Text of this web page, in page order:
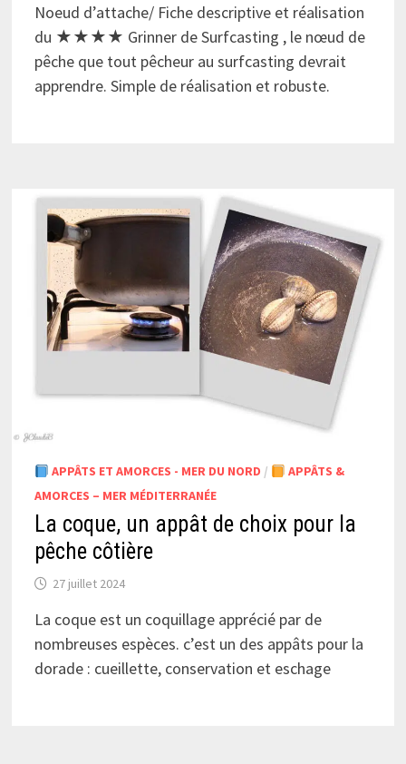
Noeud d’attache/ Fiche descriptive et réalisation
du ★★★★ Grinner de Surfcasting , le nœud de
pêche que tout pêcheur au surfcasting devrait
apprendre. Simple de réalisation et robuste.
APPÂTS ET AMORCES - MER DU NORD /
APPÂTS &
AMORCES – MER MÉDITERRANÉE
La coque, un appât de choix pour la
pêche côtière
27 juillet 2024
La coque est un coquillage apprécié par de
nombreuses espèces. c’est un des appâts pour la
dorade : cueillette, conservation et eschage